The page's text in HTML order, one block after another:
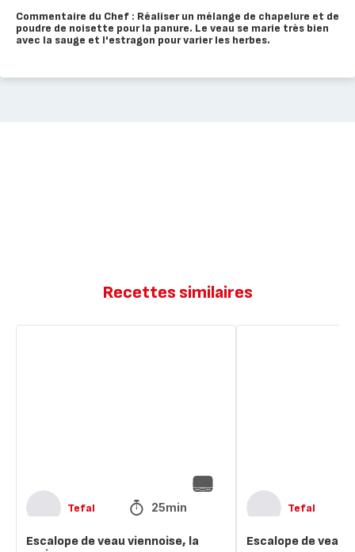
Commentaire du Chef : Réaliser un mélange de chapelure et de
poudre de noisette pour la panure. Le veau se marie très bien
avec la sauge et l'estragon pour varier les herbes.
Recettes similaires
Tefal 25min
Escalope de veau viennoise, la
Tefal
Escalope de veau